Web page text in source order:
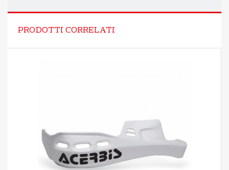
PRODOTTI CORRELATI